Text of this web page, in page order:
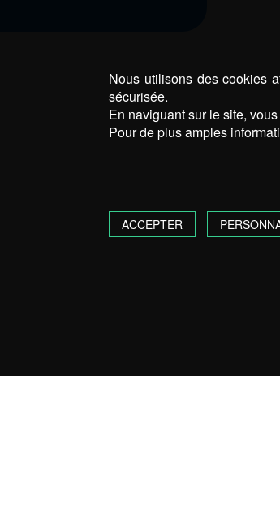
Nous utilisons des cookies
sécurisée.
En naviguant sur le site,
Pour de plus amples
ACCEPTER